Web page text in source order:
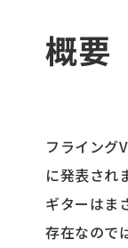
概要
フライング
に発表され
ギターはま
存在なので